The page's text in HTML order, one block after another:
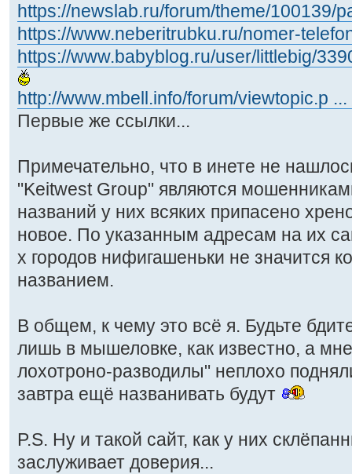
https://newslab.ru/forum/theme/100139/
https://www.neberitrubku.ru/nomer-
https://www.babyblog.ru/user/littlebig/
http://www.mbell.info/forum/viewtopic.p
Первые же ссылки...
Примечательно, что в инете не
"Keitwest Group" являются
названий у них всяких припасено
новое. По указанным адресам на их
х городов нифигашеньки не значится
названием.
В общем, к чему это всё я. Будьте
лишь в мышеловке, как известно, а
лохотроно-разводилы" неплохо
завтра ещё названивать будут
P.S. Ну и такой сайт, как у них
заслуживает доверия...